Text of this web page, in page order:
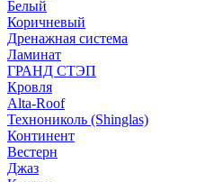
Белый
Коричневый
Дренажная система
Ламинат
ГРАНД СТЭП
Кровля
Alta-Roof
Технониколь (Shinglas)
Континент
Вестерн
Джаз